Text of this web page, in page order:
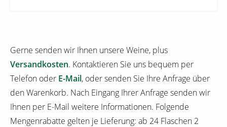
Gerne senden wir Ihnen unsere Weine, plus
Versandkosten. Kontaktieren Sie uns bequem per
Telefon oder E-Mail, oder senden Sie Ihre Anfrage über
den Warenkorb. Nach Eingang Ihrer Anfrage senden wir
Ihnen per E-Mail weitere Informationen. Folgende
Mengenrabatte gelten je Lieferung: ab 24 Flaschen 2